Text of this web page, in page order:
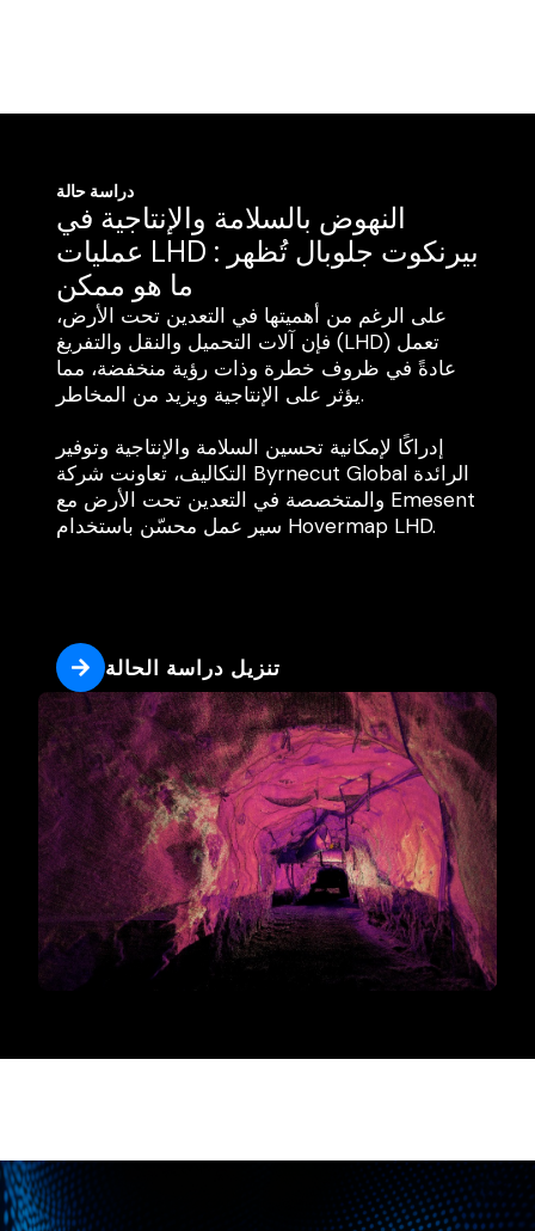
دراسة حالة
النهوض بالسلامة والإنتاجية في
عمليات LHD : بيرنكوت جلوبال تُظهر
ما هو ممكن
على الرغم من أهميتها في التعدين تحت الأرض،
فإن آلات التحميل والنقل والتفريغ (LHD) تعمل
عادةً في ظروف خطرة وذات رؤية منخفضة، مما
يؤثر على الإنتاجية ويزيد من المخاطر.
إدراكًا لإمكانية تحسين السلامة والإنتاجية وتوفير
التكاليف، تعاونت شركة Byrnecut Global الرائدة
والمتخصصة في التعدين تحت الأرض مع Emesent
سير عمل محسّن باستخدام Hovermap LHD.
تنزيل دراسة الحالة